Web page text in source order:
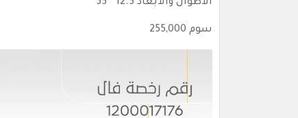
الاطوال والابعاد 12.5 * 35
سوم 255,000